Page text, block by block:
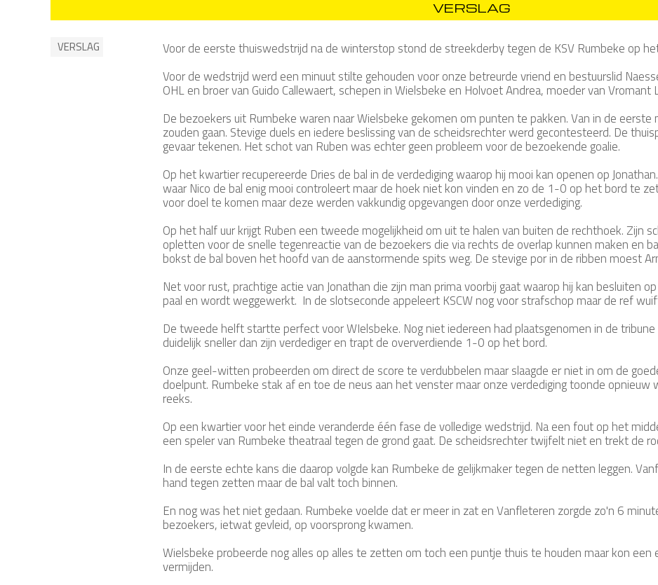
VERSLAG
VERSLAG
Voor de eerste thuiswedstrijd na de winterstop stond de streekderby tegen de KSV Rumbeke op
Voor de wedstrijd werd een minuut stilte gehouden voor onze betreurde vriend en bestuurslid
OHL en broer van Guido Callewaert, schepen in Wielsbeke en Holvoet Andrea, moeder van Vromant
De bezoekers uit Rumbeke waren naar Wielsbeke gekomen om punten te pakken. Van in de
zouden gaan. Stevige duels en iedere beslissing van de scheidsrechter werd gecontesteerd. De
gevaar tekenen. Het schot van Ruben was echter geen probleem voor de bezoekende goalie.
Op het kwartier recupereerde Dries de bal in de verdediging waarop hij mooi kan openen op
waar Nico de bal enig mooi controleert maar de hoek niet kon vinden en zo de 1-0 op het bord te
voor doel te komen maar deze werden vakkundig opgevangen door onze verdediging.
Op het half uur krijgt Ruben een tweede mogelijkheid om uit te halen van buiten de rechthoek. Zijn
opletten voor de snelle tegenreactie van de bezoekers die via rechts de overlap kunnen maken en
bokst de bal boven het hoofd van de aanstormende spits weg. De stevige por in de ribben moest
Net voor rust, prachtige actie van Jonathan die zijn man prima voorbij gaat waarop hij kan besluiten
paal en wordt weggewerkt. In de slotseconde appeleert KSCW nog voor strafschop maar de ref
De tweede helft startte perfect voor WIelsbeke. Nog niet iedereen had plaatsgenomen in de
duidelijk sneller dan zijn verdediger en trapt de oververdiende 1-0 op het bord.
Onze geel-witten probeerden om direct de score te verdubbelen maar slaagde er niet in om de
doelpunt. Rumbeke stak af en toe de neus aan het venster maar onze verdediging toonde opnieuw
reeks.
Op een kwartier voor het einde veranderde één fase de volledige wedstrijd. Na een fout op het
een speler van Rumbeke theatraal tegen de grond gaat. De scheidsrechter twijfelt niet en trekt de
In de eerste echte kans die daarop volgde kan Rumbeke de gelijkmaker tegen de netten leggen.
hand tegen zetten maar de bal valt toch binnen.
En nog was het niet gedaan. Rumbeke voelde dat er meer in zat en Vanfleteren zorgde zo'n 6
bezoekers, ietwat gevleid, op voorsprong kwamen.
Wielsbeke probeerde nog alles op alles te zetten om toch een puntje thuis te houden maar kon
vermijden.